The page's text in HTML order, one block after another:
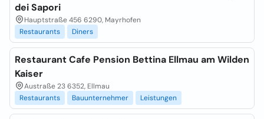
dei Sapori
Hauptstraße 456 6290, Mayrhofen
Restaurants
Diners
Restaurant Cafe Pension Bettina Ellmau am Wilden
Kaiser
Austraße 23 6352, Ellmau
Restaurants
Bauunternehmer Leistungen